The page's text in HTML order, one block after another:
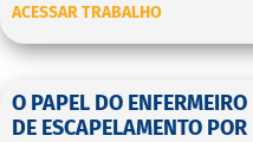
ACESSAR TRABALHO
O PAPEL DO
DE ESCAPELAMENTO